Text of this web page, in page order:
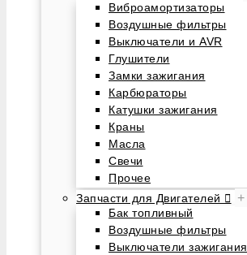
Виброамортизаторы
Воздушные фильтры
Выключатели и AVR
Глушители
Замки зажигания
Карбюраторы
Катушки зажигания
Краны
Масла
Свечи
Прочее
Запчасти для Двигателей
+
Бак топливный
Воздушные фильтры
Выключатели зажигания